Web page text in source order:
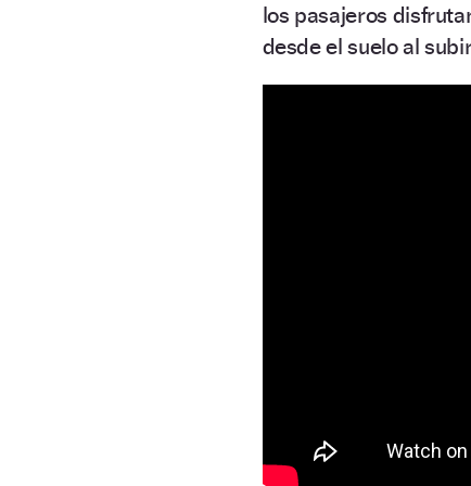
los pasajeros
desde el suelo al